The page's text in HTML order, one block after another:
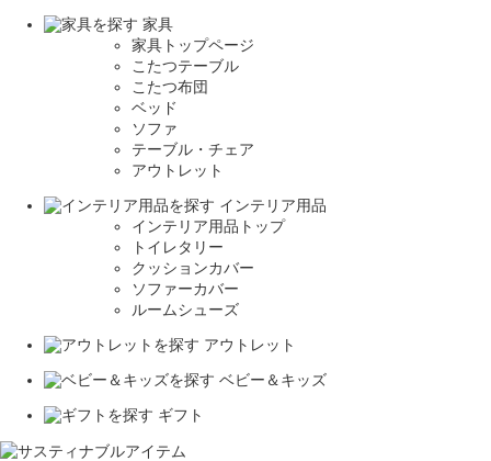
家具
家具トップページ
こたつテーブル
こたつ布団
ベッド
ソファ
テーブル・チェア
アウトレット
インテリア用品
インテリア用品トップ
トイレタリー
クッションカバー
ソファーカバー
ルームシューズ
アウトレット
ベビー＆キッズ
ギフト